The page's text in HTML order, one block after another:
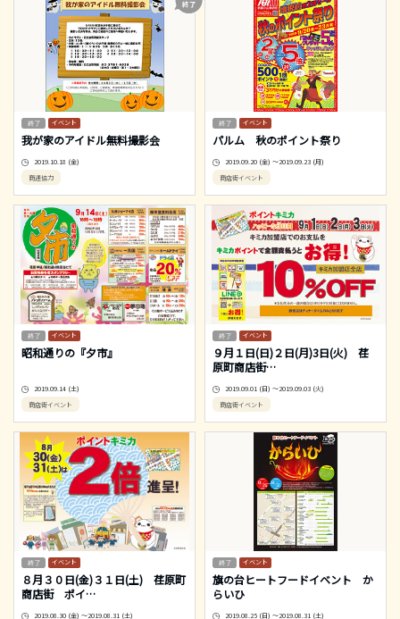
イベント
我が家のアイドル無料撮影会
2019.10.18 (金)
商連協力
イベント
パルム 秋のポイント祭り
2019.09.20 (金) ～2019.09.23 (月)
商店街イベント
イベント
昭和通りの『夕市』
2019.09.14 (土)
商店街イベント
イベント
９月１日(日)２日(月)3日(火) 荏
原町商店街…
2019.09.01 (日) ～2019.09.03 (火)
商店街イベント
イベント
８月３０日(金)３１日(土) 荏原町
商店街 ポイ…
2019.08.30 (金) ～2019.08.31 (土)
イベント
旗の台ヒートフードイベント か
らいひ
2019.08.25 (日) ～2019.08.31 (土)